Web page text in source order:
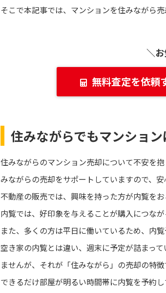
そこで本記事では、マンションを住みながら
＼
無料査定を依頼
住みながらでもマンション
住みながらのマンション売却について不安を
みながらの売却をサポートしていますので、安
不動産の販売では、興味を持った方が内覧をお
内覧では、好印象を与えることが購入につな
また、多くの方は平日に働いているため、内
空き家の内覧とは違い、週末に予定が詰まっ
ませんが、それが「住みながら」の売却の特徴
できるだけ部屋が明るい時間帯に内覧を予約